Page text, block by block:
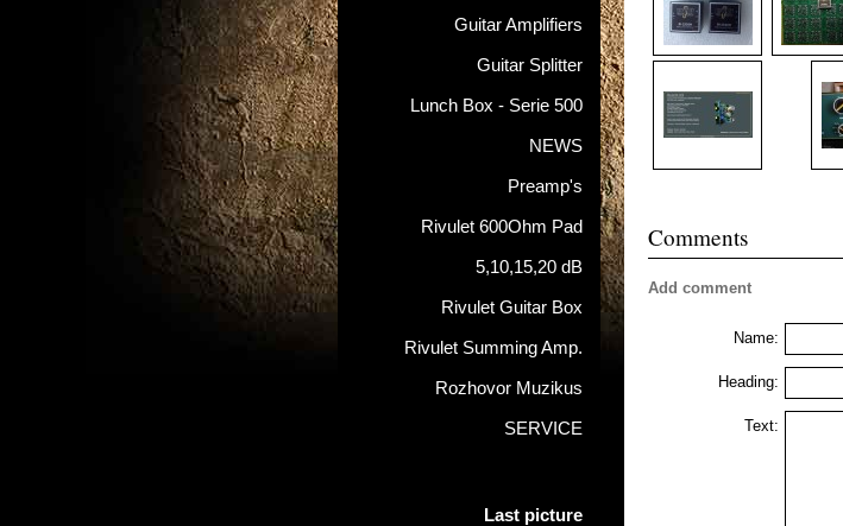
Comments
Add comment
Name:
Heading:
Text:
Guitar Amplifiers
Guitar Splitter
Lunch Box - Serie 500
NEWS
Preamp's
Rivulet 600Ohm Pad
5,10,15,20 dB
Rivulet Guitar Box
Rivulet Summing Amp.
Rozhovor Muzikus
SERVICE
Last picture